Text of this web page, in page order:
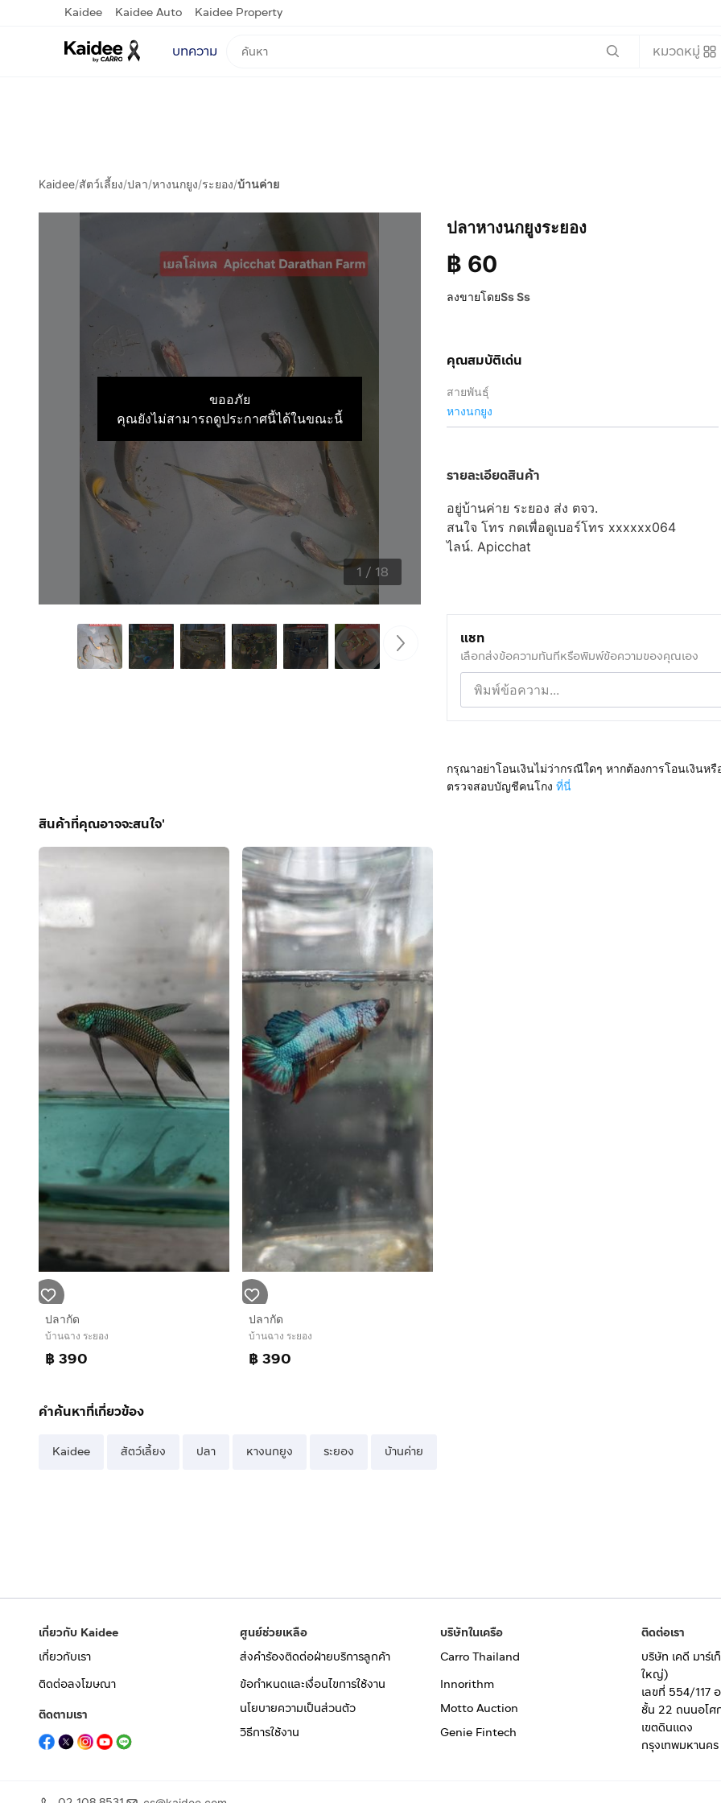
Kaidee Kaidee Auto Kaidee Property
บทความ หมวดหมู่
Kaidee/สัตว์เลี้ยง/ปลา/หางนกยูง/ระยอง/บ้านค่าย
ขออภัย
คุณยังไม่สามารถดูประกาศนี้ได้ในขณะนี้
1 / 18
ปลาหางนกยูงระยอง
฿ 60
ลงขายโดยSs Ss
คุณสมบัติเด่น
สายพันธุ์
หางนกยูง
รายละเอียดสินค้า
อยู่บ้านค่าย ระยอง ส่ง ตจว.
สนใจ โทร กดเพื่อดูเบอร์โทร xxxxxx064
ไลน์. Apicchat
แชท
เลือกส่งข้อความทันทีหรือพิมพ์ข้อความของคุณเอง
กรุณาอย่าโอนเงินไม่ว่ากรณีใดๆ หากต้องการโอนเงินห
ตรวจสอบบัญชีคนโกง ที่นี่
สินค้าที่คุณอาจจะสนใจ'
ปลากัด
บ้านฉาง ระยอง
฿ 390
ปลากัด
บ้านฉาง ระยอง
฿ 390
คำค้นหาที่เกี่ยวข้อง
Kaidee สัตว์เลี้ยง ปลา หางนกยูง ระยอง บ้านค่าย
เกี่ยวกับ Kaidee
เกี่ยวกับเรา
ติดต่อลงโฆษณา
ติดตามเรา
ศูนย์ช่วยเหลือ
ส่งคำร้องติดต่อฝ่ายบริการลูกค้า
ข้อกำหนดและเงื่อนไขการใช้งาน
นโยบายความเป็นส่วนตัว
วิธีการใช้งาน
บริษัทในเครือ
Carro Thailand
Innorithm
Motto Auction
Genie Fintech
ติดต่อเรา
บริษัท เคดี มาร์
ใหญ่)
เลขที่ 554/117
ชั้น 22 ถนนอโศ
เขตดินแดง
กรุงเทพมหานค